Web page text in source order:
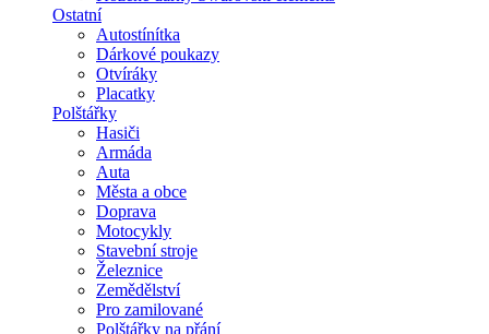
Ostatní
Autostínítka
Dárkové poukazy
Otvíráky
Placatky
Polštářky
Hasiči
Armáda
Auta
Města a obce
Doprava
Motocykly
Stavební stroje
Železnice
Zemědělství
Pro zamilované
Polštářky na přání